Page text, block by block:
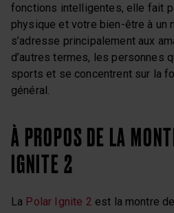
fonctions intelligentes, elle fait
physique et votre bien-être à un
s’adresse principalement aux
d’autres termes, les personnes
sports et se concentrent sur la
général.
À PROPOS DE LA
IGNITE 2
La Polar Ignite 2 est la montre